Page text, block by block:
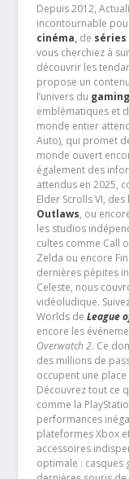
Depuis 2012,
incontournable
cinéma,de séries
vous cherchiez à
découvrir les
propose un
l’univers du gaming
emblématiques et
monde entier
Auto), qui promet
monde ouvert
également des
attendus en 2025,
Elder Scrolls VI,
Outlaws, ou
les studios
cultes comme Call
Zelda ou encore
dernières pépites
Celeste, nous
vidéoludique.
Worlds de League
encore les
Overwatch 2. Ce
des millions de
occupent une
Découvrez tout ce
comme la
performances
plateformes Xbox
accessoires
optimale : casques